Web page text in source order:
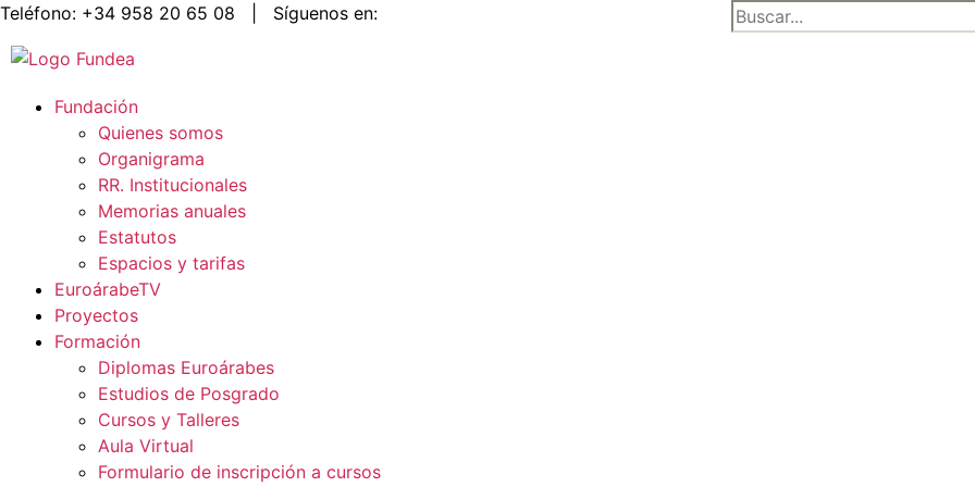
Teléfono: +34 958 20 65 08 Síguenos en:
Fundación
Quienes somos
Organigrama
RR. Institucionales
Memorias anuales
Estatutos
Espacios y tarifas
EuroárabeTV
Proyectos
Formación
Diplomas Euroárabes
Estudios de Posgrado
Cursos y Talleres
Aula Virtual
Formulario de inscripción a cursos